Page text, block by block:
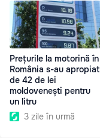
Prețurile la motorină în
România s-au apropiat
de 42 de lei
moldovenești pentru
un litru
3 zile în urmă